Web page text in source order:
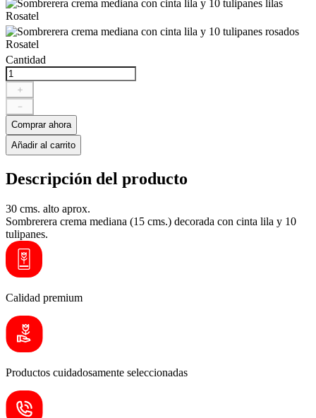
Cantidad
＋
－
Comprar ahora
Añadir al carrito
Descripción del producto
30 cms. alto aprox.
Sombrerera crema mediana (15 cms.) decorada con cinta lila y 10
tulipanes.
Calidad premium
Productos cuidadosamente seleccionadas